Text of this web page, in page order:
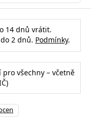
14 dnů vrátit.
2 dnů. Podmínky.
všechny – včetně